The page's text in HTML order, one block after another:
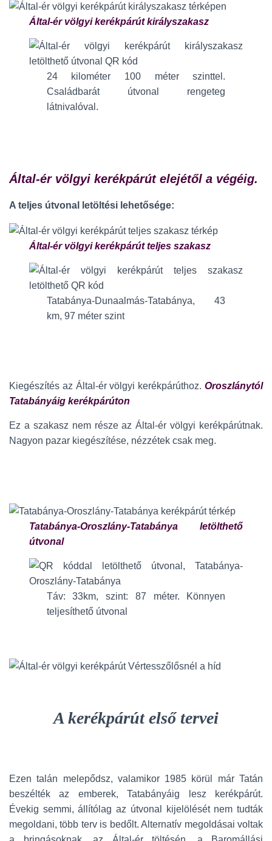
Által-ér völgyi kerékpárút királyszakasz
24 kilométer 100 méter szinttel.
Családbarát útvonal rengeteg
látnivalóval.
Által-ér völgyi kerékpárút elejétől a végéig.
A teljes útvonal letöltési lehetősége:
Által-ér völgyi kerékpárút teljes szakasz
Tatabánya-Dunaalmás-Tatabánya, 43
km, 97 méter szint
Kiegészítés az Által-ér völgyi kerékpárúthoz. Oroszlánytól
Tatabányáig kerékpárúton
Ez a szakasz nem része az Által-ér völgyi kerékpárútnak.
Nagyon pazar kiegészítése, nézzétek csak meg.
Tatabánya-Oroszlány-Tatabánya letölthető
útvonal
Táv: 33km, szint: 87 méter. Könnyen
teljesíthető útvonal
A kerékpárút első tervei
Ezen talán melepődsz, valamikor 1985 körül már Tatán
beszélték az emberek, Tatabányáig lesz kerékpárút.
Évekig semmi, állítólag az útvonal kijelölését nem tudták
megoldani, több terv is bedőlt. Alternatív megoldásai voltak